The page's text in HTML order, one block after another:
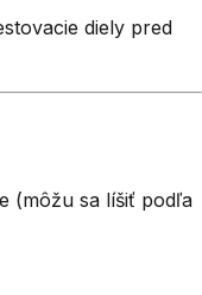
diely pred
(môžu sa líšiť podľa